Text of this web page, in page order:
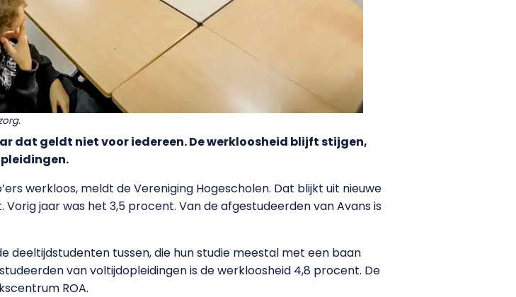
dat geldt niet voor iedereen. De werkloosheid blijft stijgen,
werkloos, meldt de Vereniging Hogescholen. Dat blijkt uit nieuwe
jaar was het 3,5 procent. Van de afgestudeerden van Avans is
deeltijdstudenten tussen, die hun studie meestal met een baan
van voltijdopleidingen is de werkloosheid 4,8 procent. De
ROA.